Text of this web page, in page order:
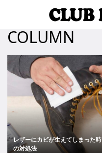
COLUMN
レザーにカビが生えてしまった時
の対処法